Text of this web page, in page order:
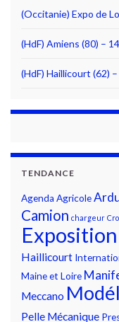
(Occitanie) Expo de
(HdF) Amiens (80) –
(HdF) Haillicourt
TENDANCE
Agenda Agricole
Camion chargeur
Exposition
Haillicourt
Maine et Loire
Meccano
Pelle Mécanique